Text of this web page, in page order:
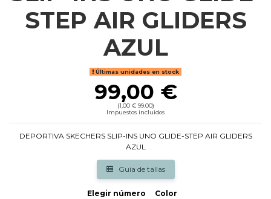
STEP AIR GLIDERS
AZUL
Últimas unidades en stock
99,00 €
(1,00 € 99.00)
Impuestos incluidos
DEPORTIVA SKECHERS SLIP-INS UNO GLIDE-STEP AIR GLIDERS
AZUL
Guia de tallas
Elegir número
Color